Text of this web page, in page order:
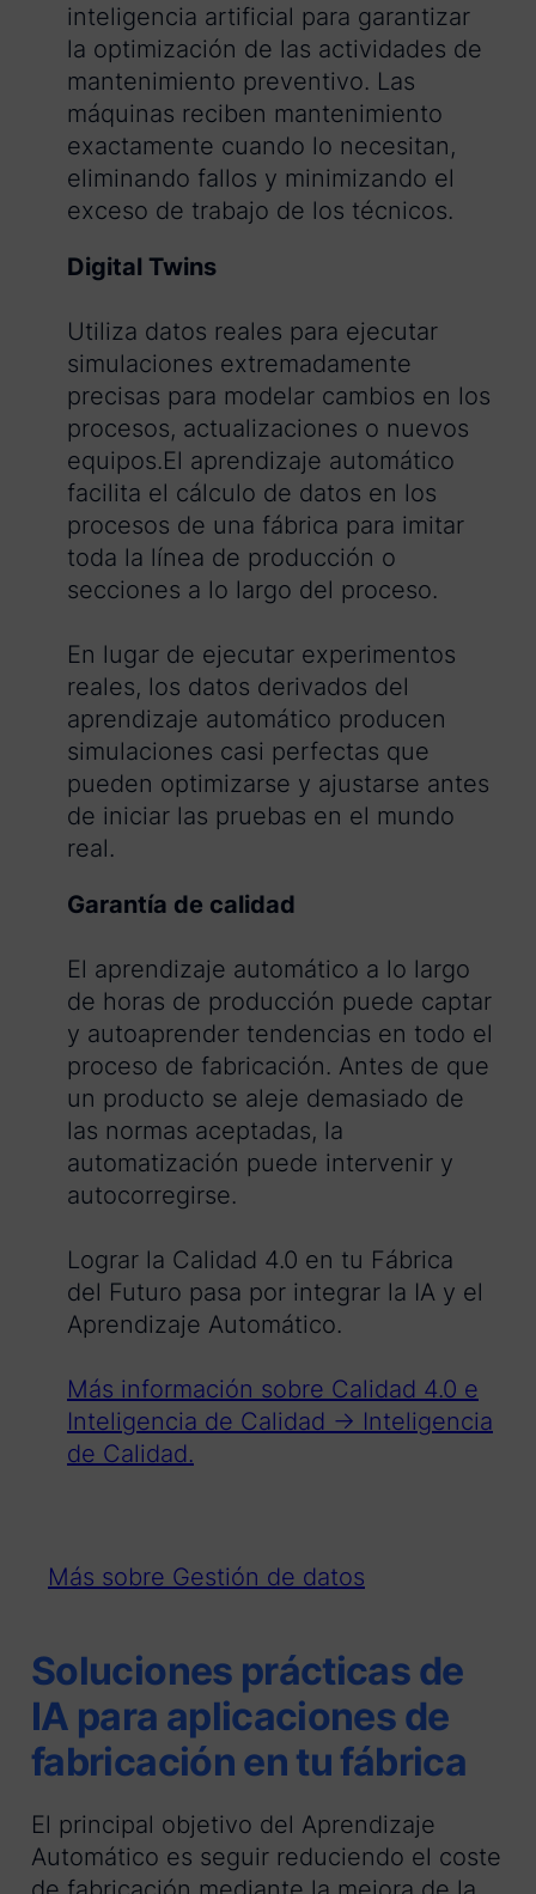
inteligencia artificial para garantizar
la optimización de las actividades de
mantenimiento preventivo. Las
máquinas reciben mantenimiento
exactamente cuando lo necesitan,
eliminando fallos y minimizando el
exceso de trabajo de los técnicos.
Digital Twins
Utiliza datos reales para ejecutar
simulaciones extremadamente
precisas para modelar cambios en los
procesos, actualizaciones o nuevos
equipos.El aprendizaje automático
facilita el cálculo de datos en los
procesos de una fábrica para imitar
toda la línea de producción o
secciones a lo largo del proceso.
En lugar de ejecutar experimentos
reales, los datos derivados del
aprendizaje automático producen
simulaciones casi perfectas que
pueden optimizarse y ajustarse antes
de iniciar las pruebas en el mundo
real.
Garantía de calidad
El aprendizaje automático a lo largo
de horas de producción puede captar
y autoaprender tendencias en todo el
proceso de fabricación. Antes de que
un producto se aleje demasiado de
las normas aceptadas, la
automatización puede intervenir y
autocorregirse.
Lograr la Calidad 4.0 en tu Fábrica
del Futuro pasa por integrar la IA y el
Aprendizaje Automático.
Más información sobre Calidad 4.0 e
Inteligencia de Calidad → Inteligencia
de Calidad.
Más sobre Gestión de datos
Soluciones prácticas de
IA para aplicaciones de
fabricación en tu fábrica
El principal objetivo del Aprendizaje
Automático es seguir reduciendo el coste